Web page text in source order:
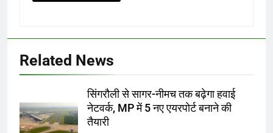
Related News
सिंगरौली से सागर-नीमच तक बढ़ेगा हवाई
नेटवर्क, MP में 5 नए एयरपोर्ट बनाने की
तैयारी